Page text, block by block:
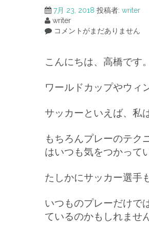
7月 23, 2018 投稿者: writer
writer
コメントがまだありません
こんにちは、高橋です。
ワールドカップやウィ
サッカーといえば、私
もちろんプレーのテク
はいつも気をつかって
たしかにサッカー選手
いつものプレーだけで
ているのかもしれません